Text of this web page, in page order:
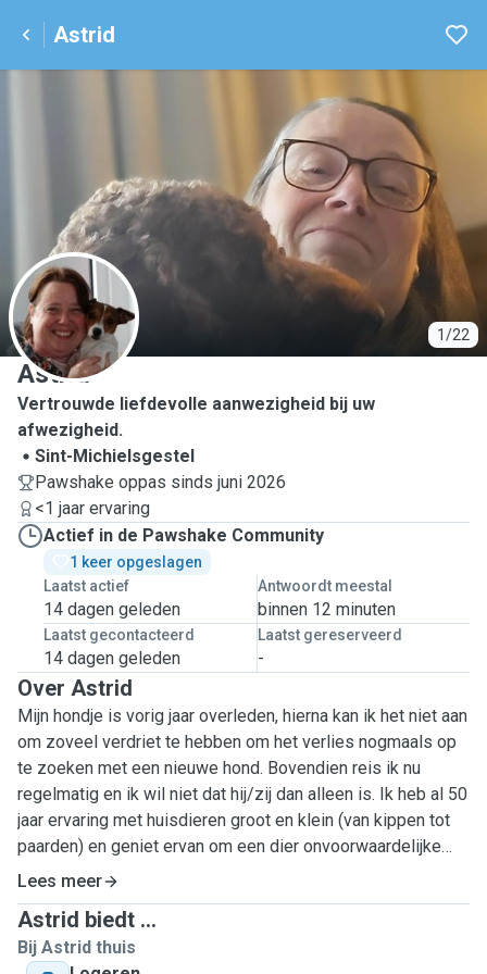
Astrid
1/22
A
Astrid
Vertrouwde liefdevolle aanwezigheid bij uw
afwezigheid.
Sint-Michielsgestel
Pawshake oppas sinds juni 2026
<1 jaar ervaring
Actief in de Pawshake Community
1 keer opgeslagen
Laatst actief
14 dagen geleden
Antwoordt meestal
binnen 12 minuten
Laatst gecontacteerd
14 dagen geleden
Laatst gereserveerd
-
Over Astrid
Mijn hondje is vorig jaar overleden, hierna kan ik het niet aan
om zoveel verdriet te hebben om het verlies nogmaals op
te zoeken met een nieuwe hond. Bovendien reis ik nu
regelmatig en ik wil niet dat hij/zij dan alleen is. Ik heb al 50
jaar ervaring met huisdieren groot en klein (van kippen tot
paarden) en geniet ervan om een dier onvoorwaardelijke
liefde te geven want dat geven ze ook aan mij. Als mens
moet je alert zijn op verandering in gedrag want jij bent hun
advocaat als er iets mis is en moet dan goede zorg
regelen. Ik zou hierom graag op uw huisdier passen en u
Lees meer
Astrid biedt ...
Bij Astrid thuis